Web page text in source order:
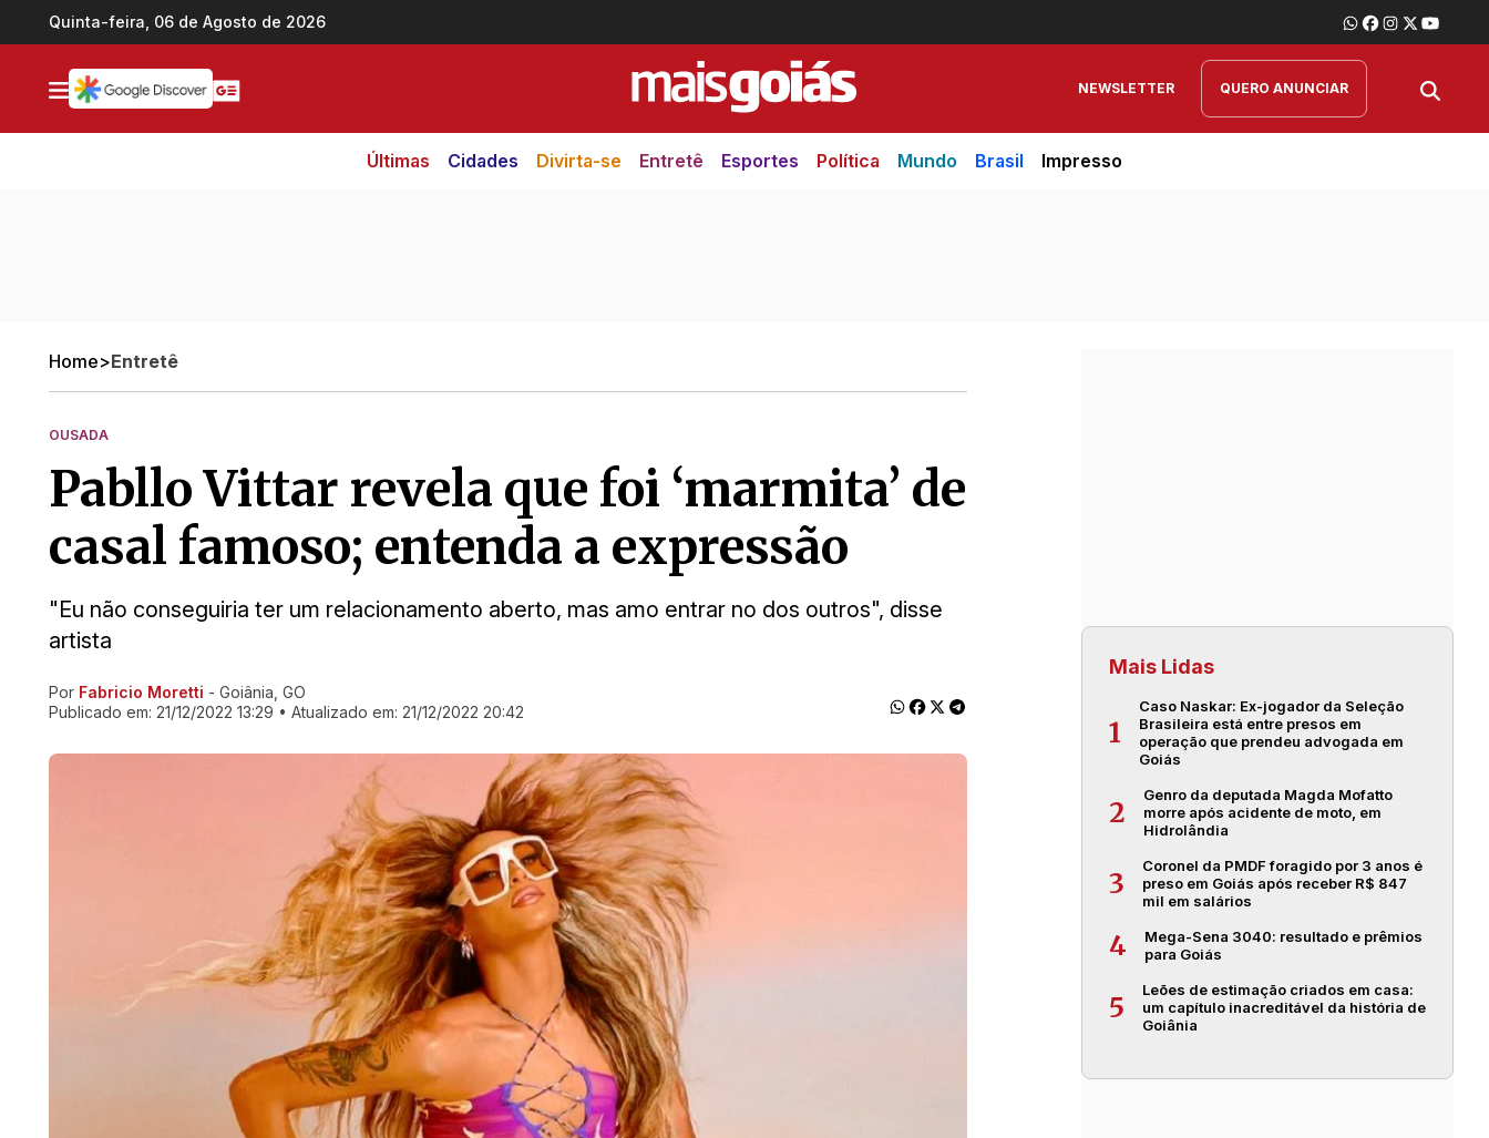
Ir direto pro conteúdo
Quinta-feira, 06 de Agosto de 2026
NEWSLETTER QUERO ANUNCIAR
Últimas Cidades Divirta-se Entretê Esportes Política Mundo Brasil Impresso
Home>Entretê
OUSADA
Pabllo Vittar revela que foi ‘marmita’ de
casal famoso; entenda a expressão
"Eu não conseguiria ter um relacionamento aberto, mas amo entrar no dos outros", disse
artista
Ir direto pra matéria
Por Fabricio Moretti - Goiânia, GO
Publicado em: 21/12/2022 13:29 • Atualizado em: 21/12/2022 20:42
Mais Lidas
1
Caso Naskar: Ex-jogador da Seleção
Brasileira está entre presos em
operação que prendeu advogada em
Goiás
2
Genro da deputada Magda Mofatto
morre após acidente de moto, em
Hidrolândia
3
Coronel da PMDF foragido por 3 anos é
preso em Goiás após receber R$ 847
mil em salários
4
Mega-Sena 3040: resultado e prêmios
para Goiás
5
Leões de estimação criados em casa:
um capítulo inacreditável da história de
Goiânia